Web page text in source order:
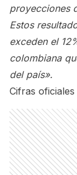
proyecciones
Estos
exceden el
colombiana
del país».
Cifras